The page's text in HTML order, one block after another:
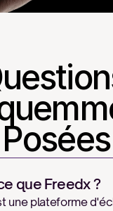
Posées
que Freedx ?
une plateforme